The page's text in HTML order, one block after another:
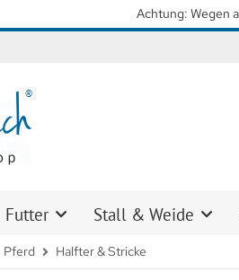
Futter Stall & Weide
Pferd Halfter & Stricke